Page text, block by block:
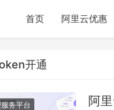
首页 阿里云优惠
开通
务平台 阿